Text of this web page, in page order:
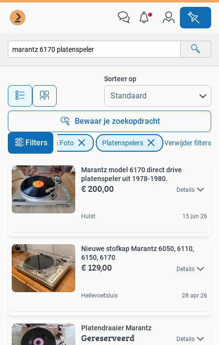
Alle afstanden…
Sorteer op
Bewaar je zoekopdracht
Filters
Audio, Tv en Foto Platenspelers Verwijder filters
Marantz model 6170 direct drive
platenspeler uit 1978-1980.
€ 200,00 Details
Hulst 15 jun 26
Nieuwe stofkap Marantz 6050, 6110,
6150, 6170
€ 129,00 Details
Hellevoetsluis 28 apr 26
Platendraaier Marantz
Gereserveerd Details